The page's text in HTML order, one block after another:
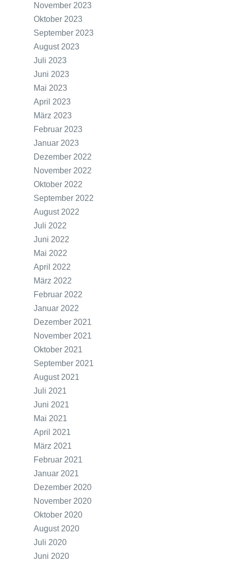
November 2023
Oktober 2023
September 2023
August 2023
Juli 2023
Juni 2023
Mai 2023
April 2023
März 2023
Februar 2023
Januar 2023
Dezember 2022
November 2022
Oktober 2022
September 2022
August 2022
Juli 2022
Juni 2022
Mai 2022
April 2022
März 2022
Februar 2022
Januar 2022
Dezember 2021
November 2021
Oktober 2021
September 2021
August 2021
Juli 2021
Juni 2021
Mai 2021
April 2021
März 2021
Februar 2021
Januar 2021
Dezember 2020
November 2020
Oktober 2020
August 2020
Juli 2020
Juni 2020